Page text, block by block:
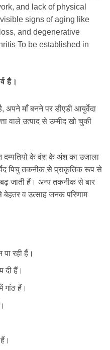
and lack of physical
signs of aging like
and degenerative
To be established in
है।
अपने माँ बनने पर डीएडी आयुर्वेदा
वाले उत्पाद से उम्मीद खो चुकी
दम्पतियो के वंश के अंश का उजाला
पिचु तकनीक से प्राकृतिक रूप से
बढ़ जाती हैं। अन्य तकनीक से बार
व उत्साह जनक परिणाम
पा रही हैं।
दी हैं।
गांठ हैं।